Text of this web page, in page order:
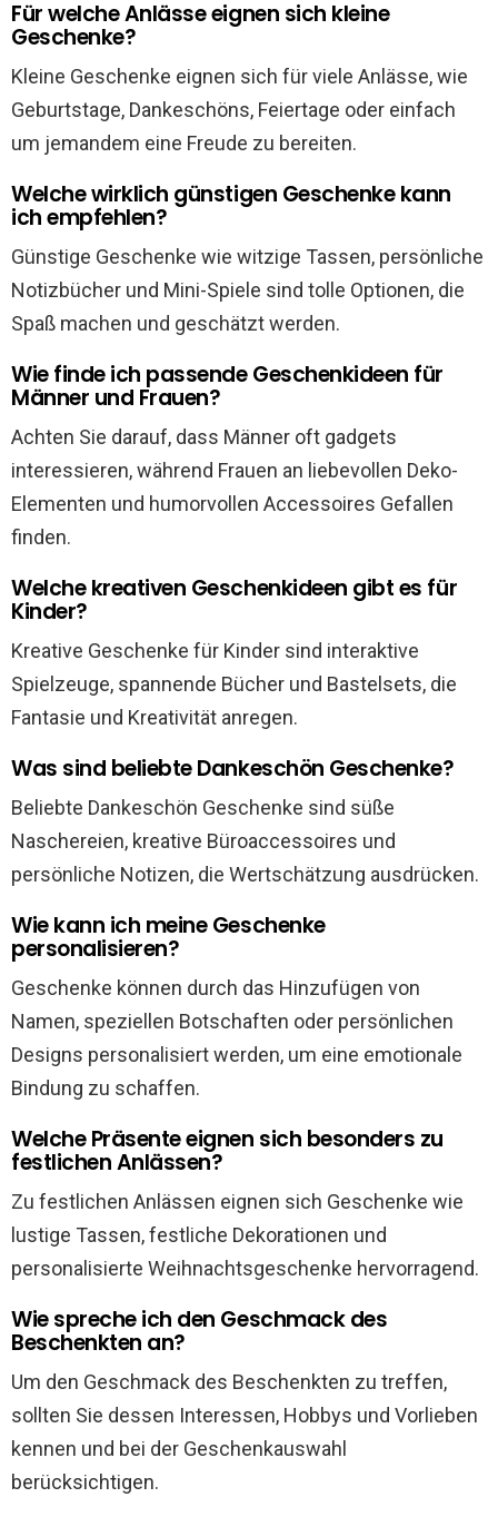
Für welche Anlässe eignen sich kleine
Geschenke?
Kleine Geschenke eignen sich für viele Anlässe, wie
Geburtstage, Dankeschöns, Feiertage oder einfach
um jemandem eine Freude zu bereiten.
Welche wirklich günstigen Geschenke kann
ich empfehlen?
Günstige Geschenke wie witzige Tassen, persönliche
Notizbücher und Mini-Spiele sind tolle Optionen, die
Spaß machen und geschätzt werden.
Wie finde ich passende Geschenkideen für
Männer und Frauen?
Achten Sie darauf, dass Männer oft gadgets
interessieren, während Frauen an liebevollen Deko-
Elementen und humorvollen Accessoires Gefallen
finden.
Welche kreativen Geschenkideen gibt es für
Kinder?
Kreative Geschenke für Kinder sind interaktive
Spielzeuge, spannende Bücher und Bastelsets, die
Fantasie und Kreativität anregen.
Was sind beliebte Dankeschön Geschenke?
Beliebte Dankeschön Geschenke sind süße
Naschereien, kreative Büroaccessoires und
persönliche Notizen, die Wertschätzung ausdrücken.
Wie kann ich meine Geschenke
personalisieren?
Geschenke können durch das Hinzufügen von
Namen, speziellen Botschaften oder persönlichen
Designs personalisiert werden, um eine emotionale
Bindung zu schaffen.
Welche Präsente eignen sich besonders zu
festlichen Anlässen?
Zu festlichen Anlässen eignen sich Geschenke wie
lustige Tassen, festliche Dekorationen und
personalisierte Weihnachtsgeschenke hervorragend.
Wie spreche ich den Geschmack des
Beschenkten an?
Um den Geschmack des Beschenkten zu treffen,
sollten Sie dessen Interessen, Hobbys und Vorlieben
kennen und bei der Geschenkauswahl
berücksichtigen.